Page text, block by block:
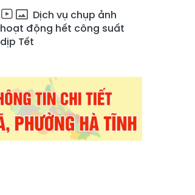
Dịch vụ chụp ảnh
hoạt động hết công suất
dịp Tết